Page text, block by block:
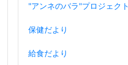
"アンネのバラ"プロジェクト
保健だより
給食だより